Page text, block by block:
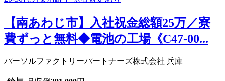
【南あわじ市】入社祝金総額25万／寮
費ずっと無料◆電池の工場《C47-00...
パーソルファクトリーパートナーズ株式会社 兵庫